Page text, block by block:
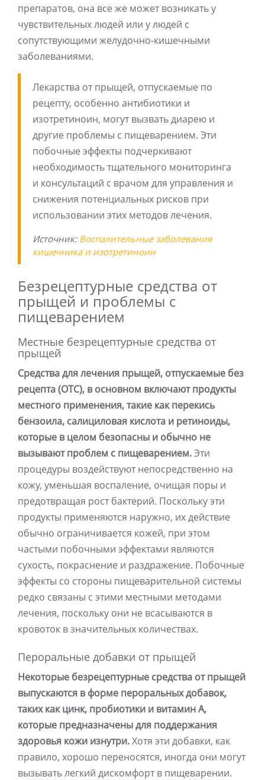
препаратов, она все же может возникать у
чувствительных людей или у людей с
сопутствующими желудочно-кишечными
заболеваниями.
Лекарства от прыщей, отпускаемые по
рецепту, особенно антибиотики и
изотретиноин, могут вызвать диарею и
другие проблемы с пищеварением. Эти
побочные эффекты подчеркивают
необходимость тщательного мониторинга
и консультаций с врачом для управления и
снижения потенциальных рисков при
использовании этих методов лечения.
Источник: Воспалительные заболевания
кишечника и изотретиноин
Безрецептурные средства от
прыщей и проблемы с
пищеварением
Местные безрецептурные средства от
прыщей
Средства для лечения прыщей, отпускаемые без
рецепта (OTC), в основном включают продукты
местного применения, такие как перекись
бензоила, салициловая кислота и ретиноиды,
которые в целом безопасны и обычно не
вызывают проблем с пищеварением.Эти
процедуры воздействуют непосредственно на
кожу, уменьшая воспаление, очищая поры и
предотвращая рост бактерий. Поскольку эти
продукты применяются наружно, их действие
обычно ограничивается кожей, при этом
частыми побочными эффектами являются
сухость, покраснение и раздражение. Побочные
эффекты со стороны пищеварительной системы
редко связаны с этими местными методами
лечения, поскольку они не всасываются в
кровоток в значительных количествах.
Пероральные добавки от прыщей
Некоторые безрецептурные средства от прыщей
выпускаются в форме пероральных добавок,
таких как цинк, пробиотики и витамин А,
которые предназначены для поддержания
здоровья кожи изнутри.Хотя эти добавки, как
правило, хорошо переносятся, иногда они могут
вызывать легкий дискомфорт в пищеварении.